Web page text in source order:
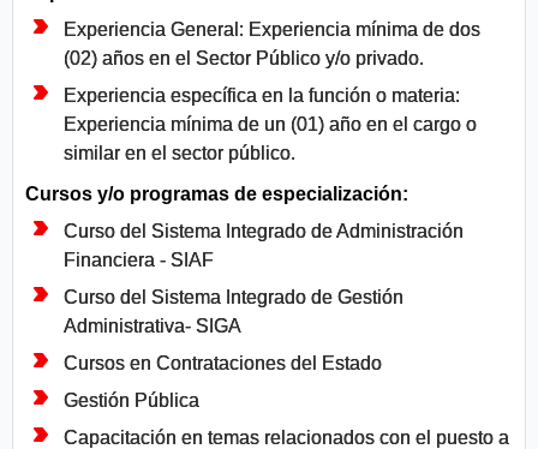
Experiencia General: Experiencia mínima de dos
(02) años en el Sector Público y/o privado.
Experiencia específica en la función o materia:
Experiencia mínima de un (01) año en el cargo o
similar en el sector público.
Cursos y/o programas de especialización:
Curso del Sistema Integrado de Administración
Financiera - SIAF
Curso del Sistema Integrado de Gestión
Administrativa- SIGA
Cursos en Contrataciones del Estado
Gestión Pública
Capacitación en temas relacionados con el puesto a